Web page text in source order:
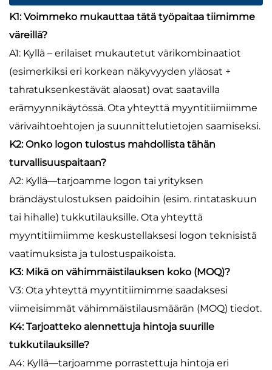
K1: Voimmeko mukauttaa tätä työpaitaa tiimimme
väreillä?
A1: Kyllä – erilaiset mukautetut värikombinaatiot
(esimerkiksi eri korkean näkyvyyden yläosat +
tahratuksenkestävät alaosat) ovat saatavilla
erämyynnikäytössä. Ota yhteyttä myyntitiimiimme
värivaihtoehtojen ja suunnittelutietojen saamiseksi.
K2: Onko logon tulostus mahdollista tähän
turvallisuuspaitaan?
A2: Kyllä—tarjoamme logon tai yrityksen
brändäystulostuksen paidoihin (esim. rintataskuun
tai hihalle) tukkutilauksille. Ota yhteyttä
myyntitiimiimme keskustellaksesi logon teknisistä
vaatimuksista ja tulostuspaikoista.
K3: Mikä on vähimmäistilauksen koko (MOQ)?
V3: Ota yhteyttä myyntitiimimme saadaksesi
viimeisimmät vähimmäistilausmäärän (MOQ) tiedot.
K4: Tarjoatteko alennettuja hintoja suurille
tukkutilauksille?
A4: Kyllä—tarjoamme porrastettuja hintoja eri